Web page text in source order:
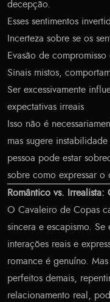
decepção.
Esses sentimentos
Incerteza sobre se os
Evasão de
Sinais mistos,
Ser excessivamente
expectativas irreais
Isso não é
mas sugere
pessoa pode estar
sobre como expressar o
Romântico vs.
O Cavaleiro de Copas
sincera e escapismo. Se
interações reais e
romance é genuíno.
perfeitos demais,
relacionamento real,